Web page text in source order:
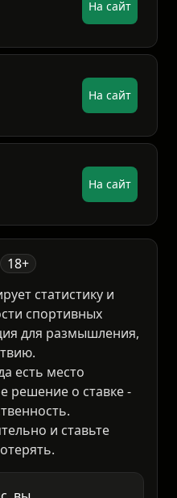
На сайт
На сайт
На сайт
18+
статистику и
спортивных
для размышления,
есть место
о ставке -
и ставьте